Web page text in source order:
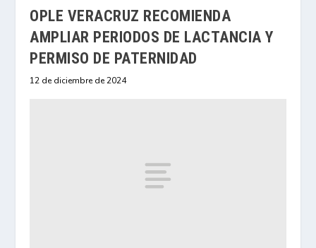
OPLE VERACRUZ RECOMIENDA
AMPLIAR PERIODOS DE LACTANCIA Y
PERMISO DE PATERNIDAD
12 de diciembre de 2024